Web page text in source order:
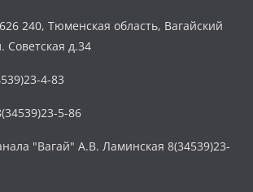
240, Тюменская область, Вагайский
Советская д.34
4-83
5-86
"Вагай" А.В. Ламинская 8(34539)23-